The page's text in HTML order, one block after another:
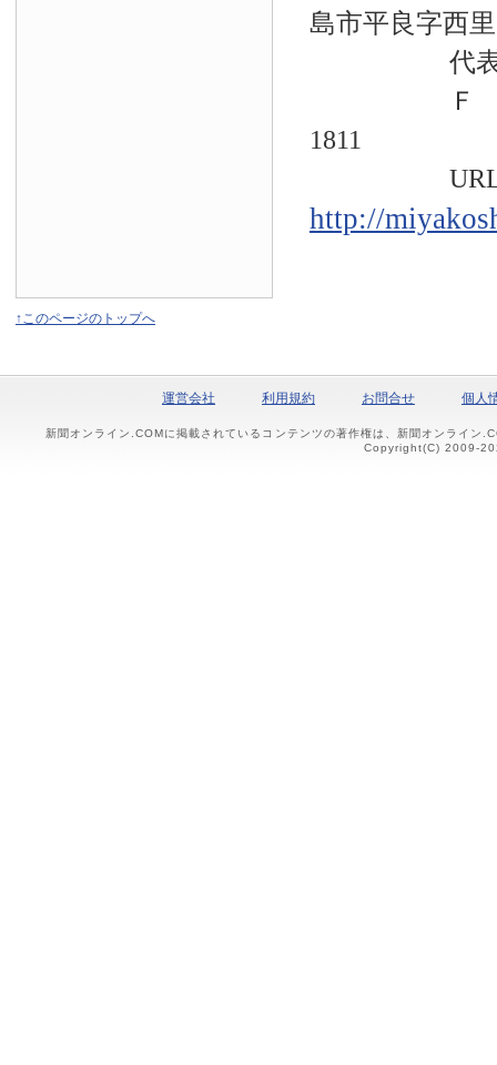
島市平良字西
代表電話
Ｆ Ａ
1811
URL
http://
↑このページのトップへ
運営会社 利用規約 お問合せ 個人
新聞オンライン.COMに掲載されているコンテンツの著作権は、新聞オンライン
Copyright(C) 2009-